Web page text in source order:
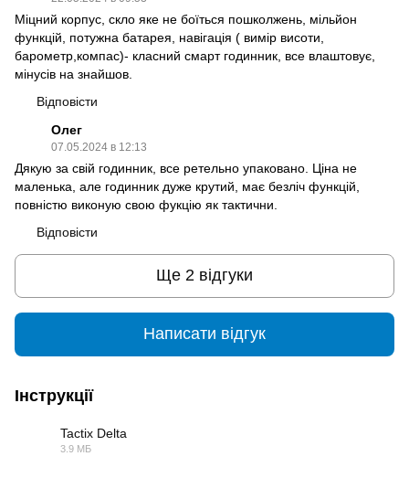
Міцний корпус, скло яке не боїться пошколжень, мільйон
функцій, потужна батарея, навігація ( вимір висоти,
барометр,компас)- класний смарт годинник, все влаштовує,
мінусів на знайшов.
Відповісти
Олег
07.05.2024 в 12:13
Дякую за свій годинник, все ретельно упаковано. Ціна не
маленька, але годинник дуже крутий, має безліч функцій,
повністю виконую свою фукцію як тактични.
Відповісти
Ще 2 відгуки
Написати відгук
Інструкції
Tactix Delta
3.9 МБ